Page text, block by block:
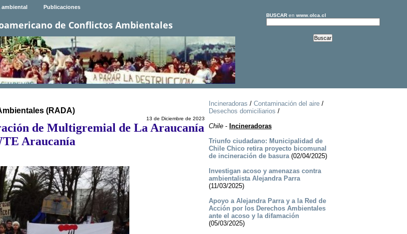
ambiental Publicaciones
de Conflictos Ambientales
BUSCARen www.olca.cl
(RADA)
13 de Diciembre de 2023
de Multigremial de La Araucanía
Araucanía
Incineradoras / Contaminación del aire/
Desechos domiciliarios /
Chile- Incineradoras
Triunfo ciudadano: Municipalidad de
Chile Chico retira proyecto bicomunal
de incineración de basura(02/04/2025)
Investigan acoso y amenazas contra
ambientalista Alejandra Parra
(11/03/2025)
Apoyo a Alejandra Parra y a la Red de
Acción por los Derechos Ambientales
ante el acoso y la difamación
(05/03/2025)